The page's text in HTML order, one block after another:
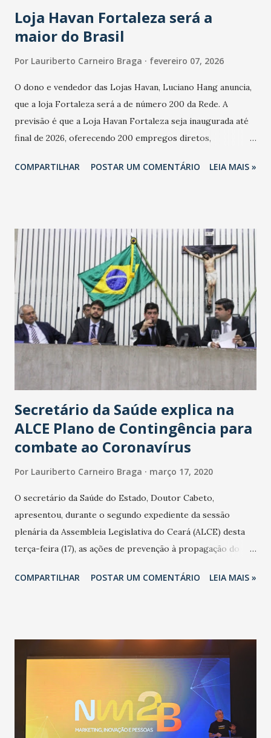
Loja Havan Fortaleza será a
maior do Brasil
Por Lauriberto Carneiro Braga fevereiro 07, 2026
O dono e vendedor das Lojas Havan, Luciano Hang anuncia,
que a loja Fortaleza será a de número 200 da Rede. A
previsão é que a Loja Havan Fortaleza seja inaugurada até
final de 2026, oferecendo 200 empregos diretos,
Havan Fortaleza ainda não foi anunciada oficialmente, mas
COMPARTILHAR POSTAR UM COMENTÁRIO LEIA MAIS »
Secretário da Saúde explica na
ALCE Plano de Contingência para
combate ao Coronavírus
Por Lauriberto Carneiro Braga março 17, 2020
O secretário da Saúde do Estado, Doutor Cabeto,
apresentou, durante o segundo expediente da sessão
plenária da Assembleia Legislativa do Ceará (ALCE) desta
terça-feira (17), as ações de prevenção à propagação do
adotadas pelo Governo do Estado na contenção da
população suspeita e de cuidados com os ambientes
públicos e domiciliares. “Nós não estamos vivendo uma
epidemia comum, como temos em todos os anos, com
aumento de casos de dengue, influenza ou H1N1. Trata-se
de uma epidemia com um vírus diferente, com um poder de
contaminação maior que outros coronavírus”, apontou o
COMPARTILHAR POSTAR UM COMENTÁRIO LEIA MAIS »